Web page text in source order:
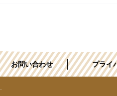
お問い合わせ プライ